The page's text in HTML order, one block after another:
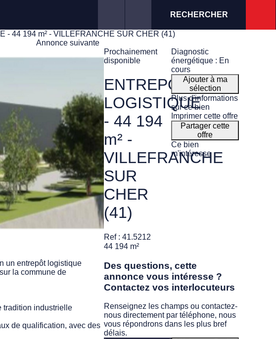
RECHERCHER
- 44 194 m² - VILLEFRANCHE SUR CHER (41)
Annonce suivante
un entrepôt logistique
la commune de
tradition industrielle
de qualification, avec des
Prochainement
disponible
ENTREPÔT
LOGISTIQUE
- 44 194
m² -
VILLEFRANCHE
SUR
CHER
(41)
Ref : 41.5212
44 194 m²
Diagnostic
énergétique : En
cours
Ajouter à ma
sélection
Plus d'informations
sur ce bien
Imprimer cette offre
Partager cette
offre
Ce bien
m'intéresse
Des questions, cette
annonce vous intéresse ?
Contactez vos interlocuteurs
Renseignez les champs ou contactez-
nous directement par téléphone, nous
vous répondrons dans les plus bref
délais.